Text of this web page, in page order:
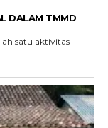
DALAM TMMD
satu aktivitas